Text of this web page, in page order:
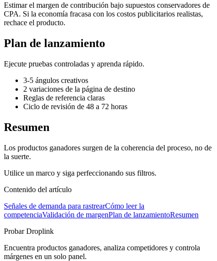
Estimar el margen de contribución bajo supuestos conservadores de
CPA. Si la economía fracasa con los costos publicitarios realistas,
rechace el producto.
Plan de lanzamiento
Ejecute pruebas controladas y aprenda rápido.
3-5 ángulos creativos
2 variaciones de la página de destino
Reglas de referencia claras
Ciclo de revisión de 48 a 72 horas
Resumen
Los productos ganadores surgen de la coherencia del proceso, no de
la suerte.
Utilice un marco y siga perfeccionando sus filtros.
Contenido del artículo
Señales de demanda para rastrearCómo leer la
competenciaValidación de margenPlan de lanzamientoResumen
Probar Droplink
Encuentra productos ganadores, analiza competidores y controla
márgenes en un solo panel.